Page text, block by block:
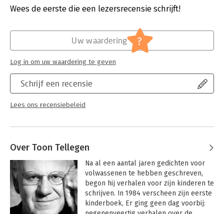
Verschijningsdatum:
6-1-2018
Literatuur en romans
Wees de eerste die een lezersrecensie schrijft!
Schrijf een recensie
Lees ons recensiebeleid
Uw waardering ?
Log in om uw waardering te geven
Over Toon Tellegen
Na al een aantal jaren gedichten voor
volwassenen te hebben geschreven,
begon hij verhalen voor zijn kinderen te
schrijven. In 1984 verscheen zijn eerste
kinderboek, Er ging geen dag voorbij: